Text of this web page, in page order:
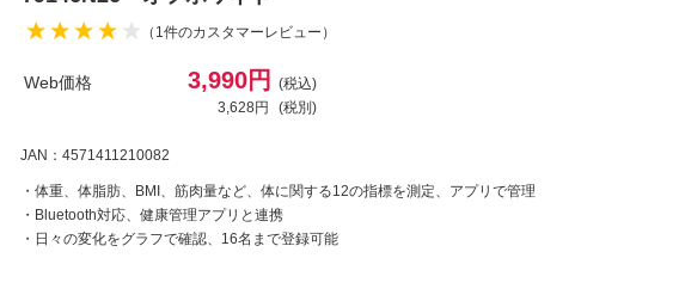
（1件のカスタマーレビュー）
Web価格 3,990円
(税込)
3,628円
(税別)
JAN：4571411210082
・体重、体脂肪、BMI、筋肉量など、体に関する12の指標を測定、アプリで管理
・Bluetooth対応、健康管理アプリと連携
・日々の変化をグラフで確認、16名まで登録可能